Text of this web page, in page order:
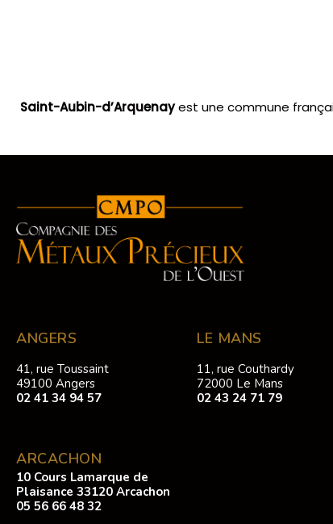
Saint-Aubin-d’Arquenayest une commune
ANGERS
41, rue Toussaint
49100 Angers
02 41 34 94 57
ARCACHON
10 Cours Lamarque de
Plaisance 33120 Arcachon
05 56 66 48 32
LE MANS
11, rue Couthardy
72000 Le Mans
02 43 24 71 79